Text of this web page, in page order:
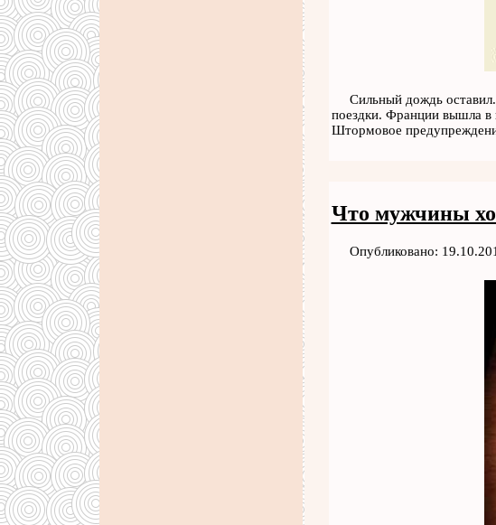
Сильный дождь
поездки. Франции вышла в
Штормовое
Что мужчины
Опубликовано: